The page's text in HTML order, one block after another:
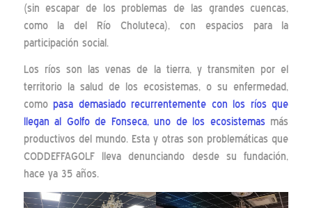
(sin escapar de los problemas de las grandes cuencas,
como la del Río Choluteca), con espacios para la
participación social.
Los ríos son las venas de la tierra, y transmiten por el
territorio la salud de los ecosistemas, o su enfermedad,
como pasa demasiado recurrentemente con los ríos que
llegan al Golfo de Fonseca, uno de los ecosistemasmás
productivos del mundo. Esta y otras son problemáticas que
CODDEFFAGOLF lleva denunciando desde su fundación,
hace ya 35 años.